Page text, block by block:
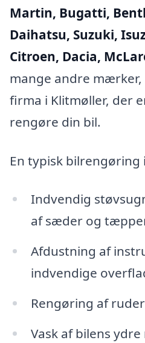
Martin, Bugatti,
Daihatsu, Suzuki,
Citroen, Dacia,
mange andre
firma i Klitmøller, der
rengøre din bil.
En typisk bilrengøring
Indvendig
af sæder og
Afdustning af
indvendige
Rengøring af
Vask af bilens